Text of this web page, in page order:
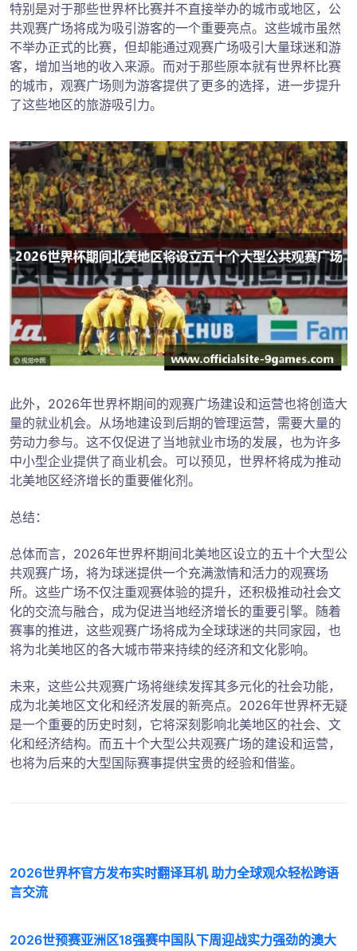
特别是对于那些世界杯比赛并不直接举办的城市或地区，公
共观赛广场将成为吸引游客的一个重要亮点。这些城市虽然
不举办正式的比赛，但却能通过观赛广场吸引大量球迷和游
客，增加当地的收入来源。而对于那些原本就有世界杯比赛
的城市，观赛广场则为游客提供了更多的选择，进一步提升
了这些地区的旅游吸引力。
此外，2026年世界杯期间的观赛广场建设和运营也将创造大
量的就业机会。从场地建设到后期的管理运营，需要大量的
劳动力参与。这不仅促进了当地就业市场的发展，也为许多
中小型企业提供了商业机会。可以预见，世界杯将成为推动
北美地区经济增长的重要催化剂。
总结：
总体而言，2026年世界杯期间北美地区设立的五十个大型公
共观赛广场，将为球迷提供一个充满激情和活力的观赛场
所。这些广场不仅注重观赛体验的提升，还积极推动社会文
化的交流与融合，成为促进当地经济增长的重要引擎。随着
赛事的推进，这些观赛广场将成为全球球迷的共同家园，也
将为北美地区的各大城市带来持续的经济和文化影响。
未来，这些公共观赛广场将继续发挥其多元化的社会功能，
成为北美地区文化和经济发展的新亮点。2026年世界杯无疑
是一个重要的历史时刻，它将深刻影响北美地区的社会、文
化和经济结构。而五十个大型公共观赛广场的建设和运营，
也将为后来的大型国际赛事提供宝贵的经验和借鉴。
2026世界杯官方发布实时翻译耳机 助力全球观众轻松跨语
言交流
2026世预赛亚洲区18强赛中国队下周迎战实力强劲的澳大